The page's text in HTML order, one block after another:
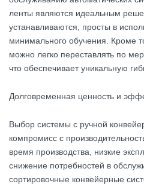
ленты являются идеальным
устанавливаются, просты в
минимального обучения. Кроме
можно легко переставлять по
что обеспечивает уникальную
Долговременная ценность и
Выбор системы с ручной
компромисс с
время производства, низкие
снижение потребностей в
сортировочные конвейерные